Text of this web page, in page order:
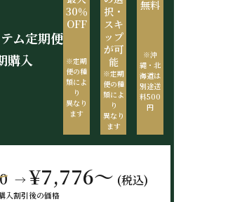
ム定期便
購入
30％
OFF
※定期
便の種
類によ
り
異なり
ます
択・
スキ
ップ
が可
能
※定期
便の種
類によ
り
異なり
ます
無料
※沖
縄・北
海道は
別途送
料500
円
→ ¥7,776～ (税込)
入割引後の価格